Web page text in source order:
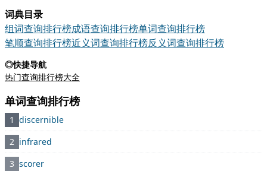
词典目录
组词查询排行榜成语查询排行榜单词查询排行榜
笔顺查询排行榜近义词查询排行榜反义词查询排行榜
◎快捷导航
热门查询排行榜大全
单词查询排行榜
1 discernible
2 infrared
3 scorer